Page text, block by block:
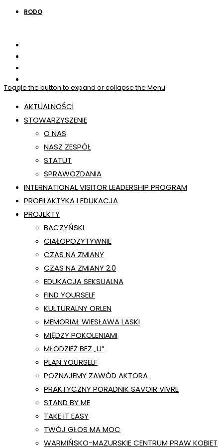
RODO
Toggle the button to expand or collapse the Menu
AKTUALNOŚCI
STOWARZYSZENIE
O NAS
NASZ ZESPÓŁ
STATUT
SPRAWOZDANIA
INTERNATIONAL VISITOR LEADERSHIP PROGRAM
PROFILAKTYKA I EDUKACJA
PROJEKTY
BACZYŃSKI
CIAŁOPOZYTYWNIE
CZAS NA ZMIANY
CZAS NA ZMIANY 2.0
EDUKACJA SEKSUALNA
FIND YOURSELF
KULTURALNY ORLEN
MEMORIAŁ WIESŁAWA LASKI
MIĘDZY POKOLENIAMI
MŁODZIEŻ BEZ „U”
PLAN YOURSELF
POZNAJEMY ZAWÓD AKTORA
PRAKTYCZNY PORADNIK SAVOIR VIVRE
STAND BY ME
TAKE IT EASY
TWÓJ GŁOS MA MOC
WARMIŃSKO-MAZURSKIE CENTRUM PRAW KOBIET